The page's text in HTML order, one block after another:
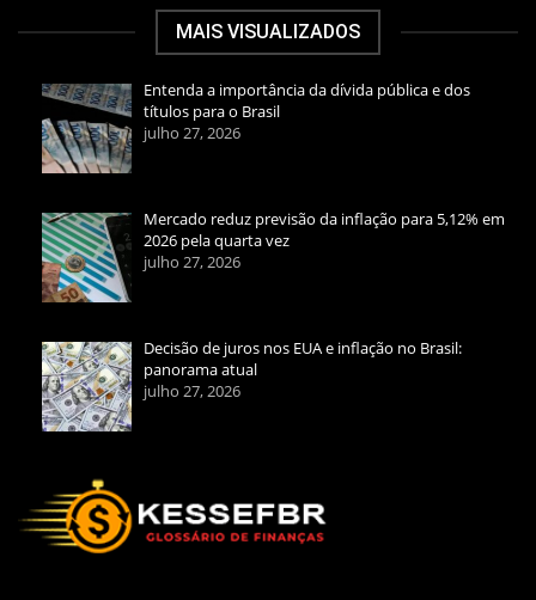
MAIS VISUALIZADOS
Entenda a importância da dívida pública e dos
títulos para o Brasil
julho 27, 2026
Mercado reduz previsão da inflação para 5,12% em
2026 pela quarta vez
julho 27, 2026
Decisão de juros nos EUA e inflação no Brasil:
panorama atual
julho 27, 2026